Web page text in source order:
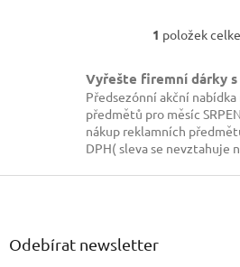
O
l
á
d
a
c
p
1 položek
Vyřešte firemní dárky
Předsezónní akční
předmětů pro měsíc
nákup reklamních
DPH( sleva se nevztahuje
Z
Odebírat newsletter